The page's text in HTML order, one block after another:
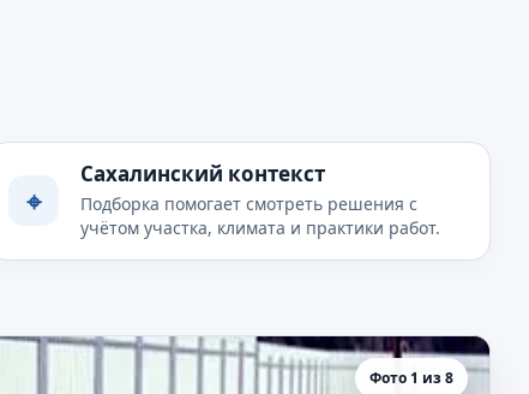
⌖
Сахалинский контекст
Подборка помогает смотреть решения с
учётом участка, климата и практики работ.
Фото 1 из 8